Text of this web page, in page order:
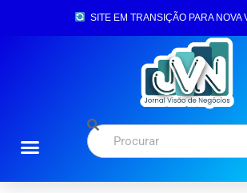
SITE EM TRANSIÇÃO PARA NOVA